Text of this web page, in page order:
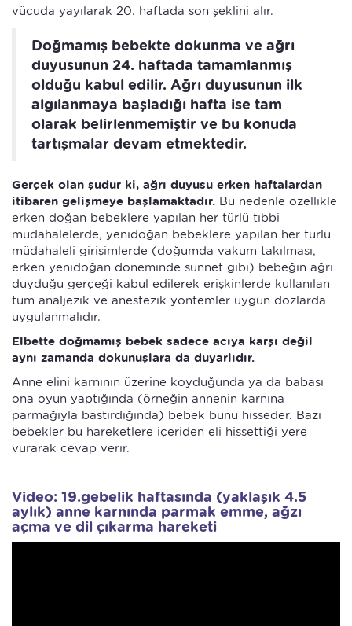
vücuda yayılarak 20. haftada son şeklini alır.
Doğmamış bebekte dokunma ve ağrı
duyusunun 24. haftada tamamlanmış
olduğu kabul edilir. Ağrı duyusunun ilk
algılanmaya başladığı hafta ise tam
olarak belirlenmemiştir ve bu konuda
tartışmalar devam etmektedir.
Gerçek olan şudur ki, ağrı duyusu erken haftalardan
itibaren gelişmeye başlamaktadır. Bu nedenle özellikle
erken doğan bebeklere yapılan her türlü tıbbi
müdahalelerde, yenidoğan bebeklere yapılan her türlü
müdahaleli girişimlerde (doğumda vakum takılması,
erken yenidoğan döneminde sünnet gibi) bebeğin ağrı
duyduğu gerçeği kabul edilerek erişkinlerde kullanılan
tüm analjezik ve anestezik yöntemler uygun dozlarda
uygulanmalıdır.
Elbette doğmamış bebek sadece acıya karşı değil
aynı zamanda dokunuşlara da duyarlıdır.
Anne elini karnının üzerine koyduğunda ya da babası
ona oyun yaptığında (örneğin annenin karnına
parmağıyla bastırdığında) bebek bunu hisseder. Bazı
bebekler bu hareketlere içeriden eli hissettiği yere
vurarak cevap verir.
Video: 19.gebelik haftasında (yaklaşık 4.5
aylık) anne karnında parmak emme, ağzı
açma ve dil çıkarma hareketi